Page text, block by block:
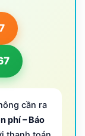
cần ra
phí – Báo